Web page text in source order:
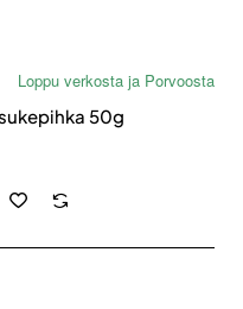
Loppu verkosta ja Porvoosta
50g